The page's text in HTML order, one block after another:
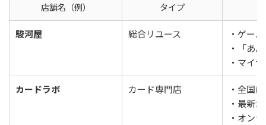
店舗名（例） タイプ
駿河屋 総合リユース
・ゲー
・「あ
・マイ
カードラボ カード専門店
・全国
・最新
・オン